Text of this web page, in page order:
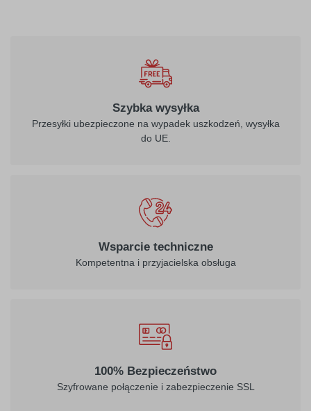
Szybka wysyłka
Przesyłki ubezpieczone na wypadek uszkodzeń, wysyłka
do UE.
Wsparcie techniczne
Kompetentna i przyjacielska obsługa
100% Bezpieczeństwo
Szyfrowane połączenie i zabezpieczenie SSL